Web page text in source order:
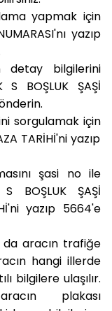
yapmak için
yazıp
detay bilgilerini
S BOŞLUK ŞAŞİ
sorgulamak için
TARİHİ'ni yazıp
şasi no ile
BOŞLUK ŞAŞİ
yazıp 5664'e
da aracın trafiğe
hangi illerde
bilgilere ulaşılır.
plakası